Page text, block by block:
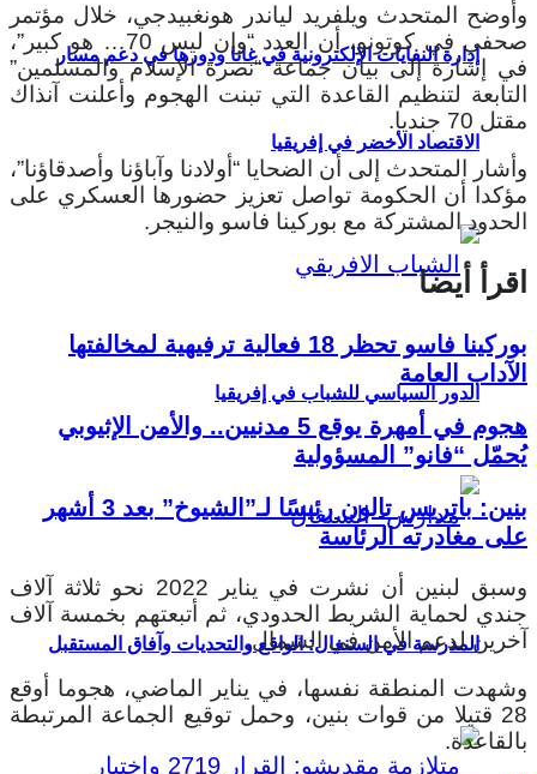
إدارة النفايات الإلكترونية في غانا ودورها في دعم مسار
الاقتصاد الأخضر في إفريقيا
الدور السياسي للشباب في إفريقيا
المدرسة في السنغال: الواقع والتحديات وآفاق المستقبل
وأوضح المتحدث ويلفريد لياندر هونغبيدجي، خلال مؤتمر
صحفي في كوتونو، أن العدد “وإن ليس 70… هو كبير”،
في إشارة إلى بيان جماعة “نصرة الإسلام والمسلمين”
التابعة لتنظيم القاعدة التي تبنت الهجوم وأعلنت آنذاك
مقتل 70 جنديا.
وأشار المتحدث إلى أن الضحايا “أولادنا وآباؤنا وأصدقاؤنا”،
مؤكدا أن الحكومة تواصل تعزيز حضورها العسكري على
الحدود المشتركة مع بوركينا فاسو والنيجر.
اقرأ أيضا
بوركينا فاسو تحظر 18 فعالية ترفيهية لمخالفتها
الآداب العامة
هجوم في أمهرة يوقع 5 مدنيين.. والأمن الإثيوبي
يُحمّل “فانو” المسؤولية
بنين: باتريس تالون رئيسًا لـ”الشيوخ” بعد 3 أشهر
على مغادرته الرئاسة
وسبق لبنين أن نشرت في يناير 2022 نحو ثلاثة آلاف
جندي لحماية الشريط الحدودي، ثم أتبعتهم بخمسة آلاف
آخرين لدعم الأمن في الشمال.
وشهدت المنطقة نفسها، في يناير الماضي، هجوما أوقع
28 قتيلا من قوات بنين، وحمل توقيع الجماعة المرتبطة
بالقاعدة.